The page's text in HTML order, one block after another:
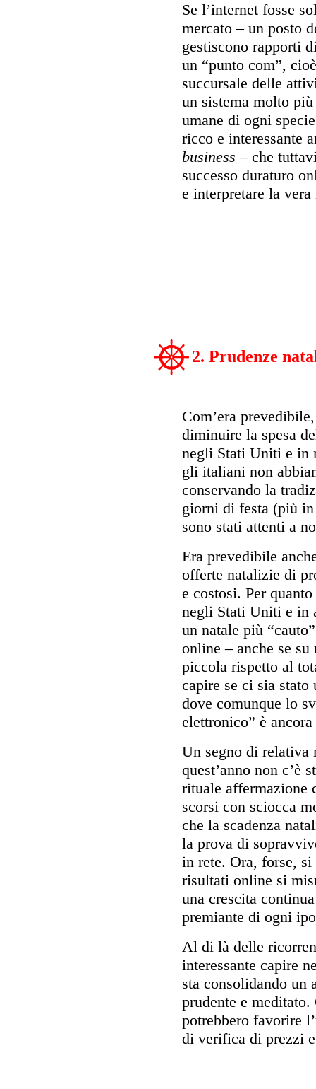
Se l’internet fosse
mercato – un posto
gestiscono rapporti
un “punto com”,
succursale delle
un sistema molto
umane di ogni
ricco e interessante
business – che
successo duraturo
e interpretare la
2. Prudenze
Com’era
diminuire la spesa
negli Stati Uniti e in
gli italiani non
conservando la
giorni di festa (più
sono stati attenti a
Era prevedibile
offerte natalizie di
e costosi. Per
negli Stati Uniti e in
un natale più
online – anche se
piccola rispetto al
capire se ci sia
dove comunque lo
elettronico” è
Un segno di relativa
quest’anno non c’è
rituale affermazione
scorsi con sciocca
che la scadenza
la prova di
in rete. Ora, forse,
risultati online si
una crescita
premiante di ogni
Al di là delle
interessante capire
sta consolidando un
prudente e
potrebbero favorire
di verifica di prezzi